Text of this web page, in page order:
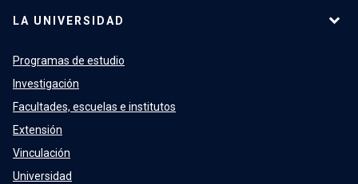
LA UNIVERSIDAD
Programas de estudio
Investigación
Facultades, escuelas e institutos
Extensión
Vinculación
Universidad